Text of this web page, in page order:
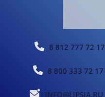
8 812 777 72 17
8 800 333 72 17
INFO@LIPSIA.RU